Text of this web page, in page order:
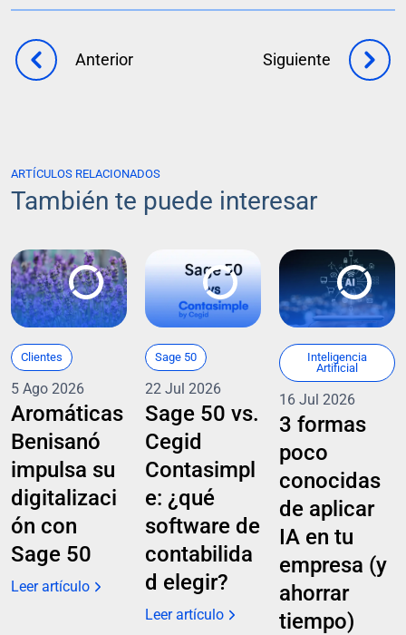
Anterior Siguiente
ARTÍCULOS RELACIONADOS
También te puede interesar
Clientes
5 Ago 2026
Aromáticas
Benisanó
impulsa su
digitalizaci
ón con
Sage 50
Leer artículo
Sage 50
22 Jul 2026
Sage 50 vs.
Cegid
Contasimpl
e: ¿qué
software de
contabilida
d elegir?
Leer artículo
Inteligencia
Artificial
16 Jul 2026
3 formas
poco
conocidas
de aplicar
IA en tu
empresa (y
ahorrar
tiempo)